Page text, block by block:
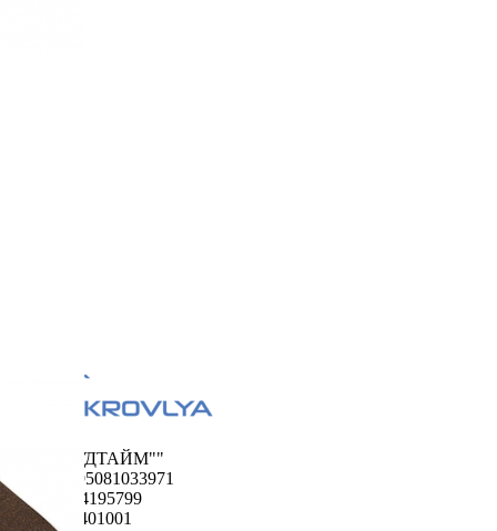
ООО "ФУДТАЙМ""
ОГРН 1195081033971
ИНН 5024195799
КПП 502401001